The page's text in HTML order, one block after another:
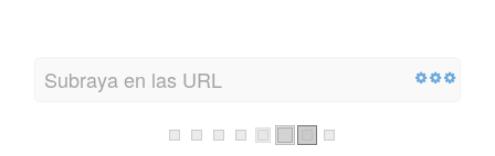
Subraya en las URL